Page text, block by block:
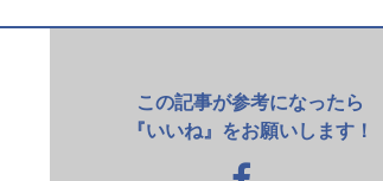
この記事が参考になったら
『いいね』をお願いします！